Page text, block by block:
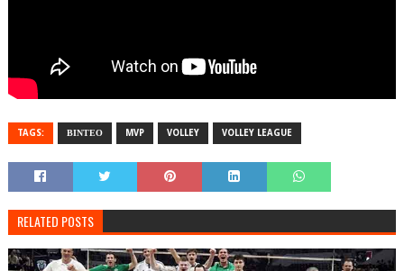
TAGS: ΒΙΝΤΕΟ MVP VOLLEY VOLLEY LEAGUE
RELATED POSTS